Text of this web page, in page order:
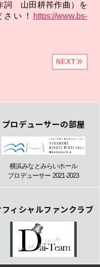
詞 山田耕筰作曲）を
い！
https://www.bs-
NEXT
プロデューサーの部屋
横浜みなとみらいホール
プロデューサー 2021-2023
フィシャルファンクラブ